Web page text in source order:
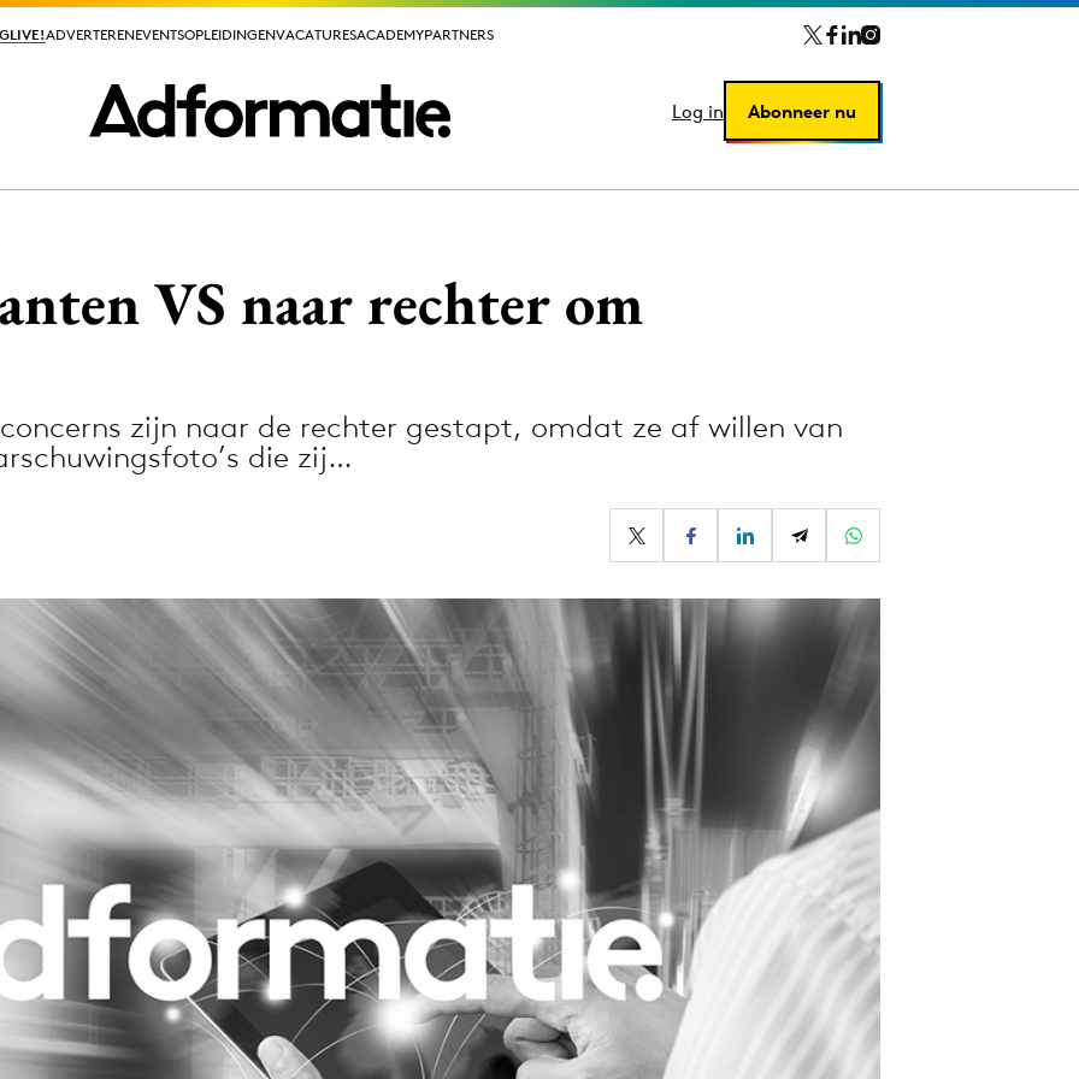
ADVERTERENEVENTSOPLEIDINGENVACATURESACADEMYPARTNERS
Log in Abonneer nu
ADVERTERENEVENTSOPLEIDINGENVACATURESACADEMYPARTNERS
Log in Abonneer nu
Media
Merkstrategie
Reputatie & crisis
VS naar rechter om
zijn naar de rechter gestapt, omdat ze af willen van
die zij…